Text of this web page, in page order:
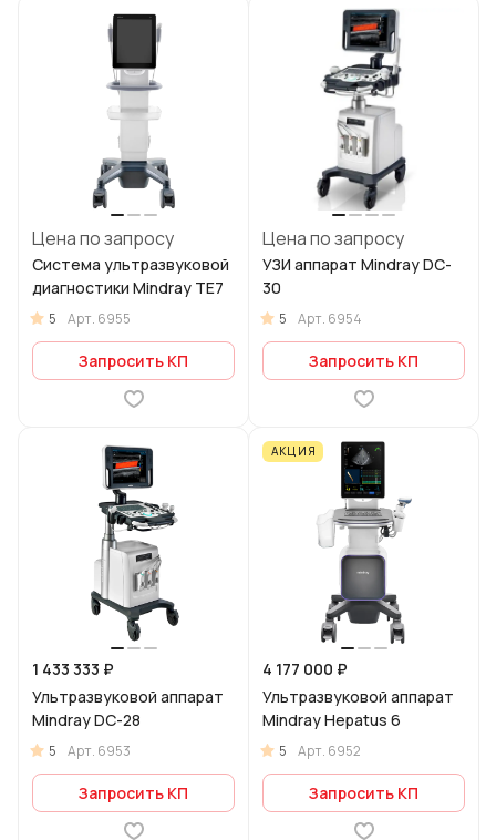
Цена по запросу
Система ультразвуковой
диагностики Mindray TE7
5 Арт. 6955
Запросить КП
Цена по запросу
УЗИ аппарат Mindray DC-
30
5 Арт. 6954
Запросить КП
1 433 333 ₽
Ультразвуковой аппарат
Mindray DC-28
5 Арт. 6953
Запросить КП
АКЦИЯ
4 177 000 ₽
Ультразвуковой аппарат
Mindray Hepatus 6
5 Арт. 6952
Запросить КП